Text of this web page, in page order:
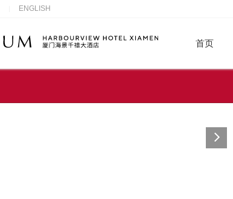
ENGLISH
首页